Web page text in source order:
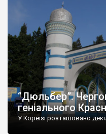
“Дюльбер”.
геніального
У Кореїзі розташовано